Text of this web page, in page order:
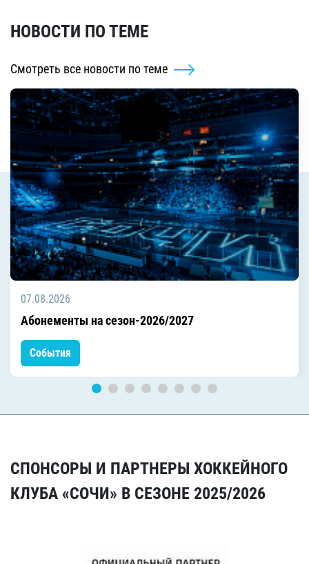
НОВОСТИ ПО ТЕМЕ
Смотреть все новости по теме
07.08.2026
Абонементы на сезон-2026/2027
События
СПОНСОРЫ И ПАРТНЕРЫ ХОККЕЙНОГО
КЛУБА «СОЧИ» В СЕЗОНЕ 2025/2026